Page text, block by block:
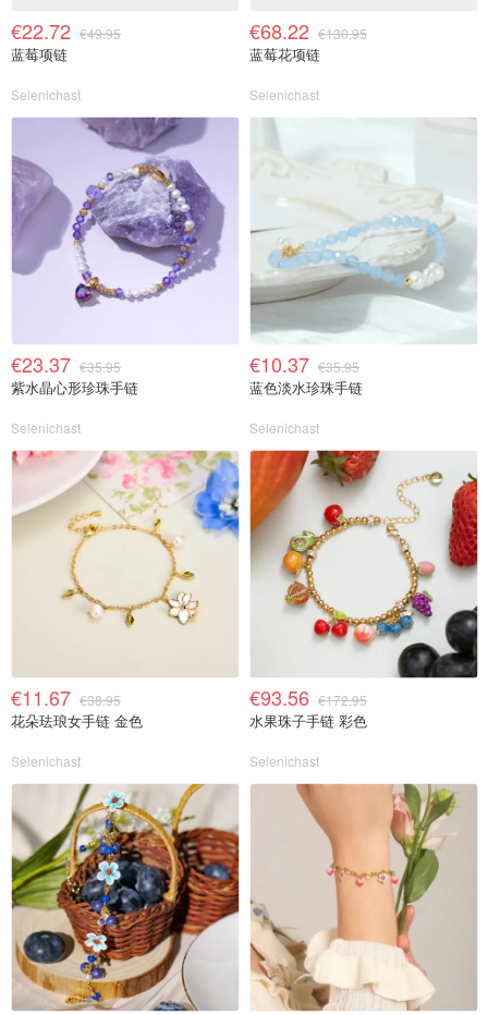
€22.72 €49.95
蓝莓项链
Selenichast
€68.22 €130.95
蓝莓花项链
Selenichast
€23.37 €35.95
紫水晶心形珍珠手链
Selenichast
€10.37 €35.95
蓝色淡水珍珠手链
Selenichast
€11.67 €38.95
花朵珐琅女手链 金色
Selenichast
€93.56 €172.95
水果珠子手链 彩色
Selenichast